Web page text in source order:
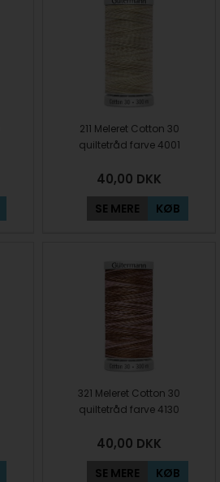
211 Meleret Cotton 30
quiltetråd farve 4001
40,00 DKK
SE MERE KØB
321 Meleret Cotton 30
quiltetråd farve 4130
40,00 DKK
SE MERE KØB